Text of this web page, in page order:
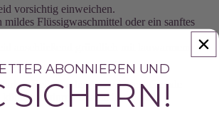
vorsichtig einweichen.
mildes Flüssigwaschmittel oder ein sanftes
Reiben oder Auswringen. Gerade
dadurch beschädigt werden.
ABONNIEREN UND
SICHERN!